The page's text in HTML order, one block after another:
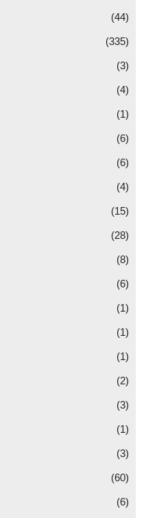
(44)
(335)
(3)
(4)
(1)
(6)
(6)
(4)
(15)
(28)
(8)
(6)
(1)
(1)
(1)
(2)
(3)
(1)
(3)
(60)
(6)